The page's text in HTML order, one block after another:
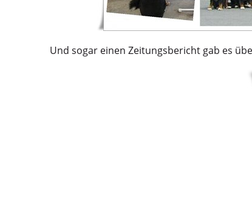
Und sogar einen Zeitungsbericht gab es